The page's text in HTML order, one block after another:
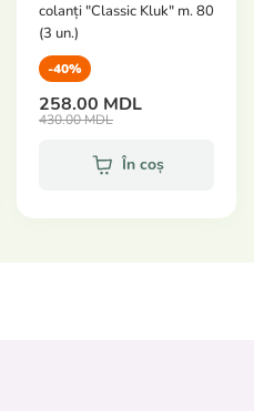
colanți "Classic Kluk" m. 80
(3 un.)
-40%
258.00 MDL
430.00 MDL
În coș